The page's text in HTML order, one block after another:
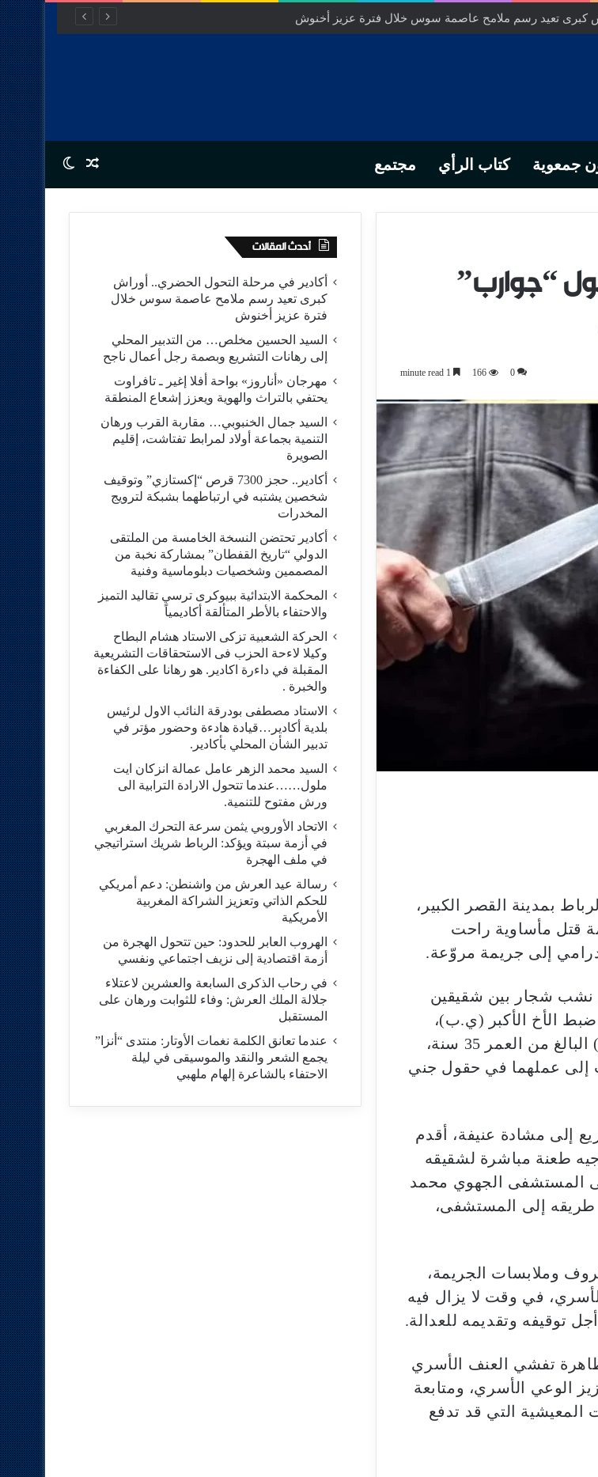
كبرى تعيد رسم ملامح عاصمة سوس خلال فترة عزيز أخنوش
جمعوية كتاب الرأي مجتمع Random Article
Switch skin
“جوارب”
0
166
بمدينة القصر الكبير،
يوم الإثنين 12 ماي، جريمة قتل مأساوية راحت
إلى جريمة مروّعة.
نشب شجار بين شقيقين
ضبط الأخ الأكبر (ي.ب)،
البالغ من العمر 38 سنة والمطلق، شقيقه الأصغر (م.ب) البالغ من العمر 35 سنة،
إلى عملهما في حقول جني
إلى مشادة عنيفة، أقدم
طعنة مباشرة لشقيقه
المستشفى الجهوي محمد
طريقه إلى المستشفى،
وملابسات الجريمة،
في وقت لا يزال فيه
توقيفه وتقديمه للعدالة.
تفشي العنف الأسري
الوعي الأسري، ومتابعة
المعيشية التي قد تدفع
أحدث المقالات
أكادير في مرحلة التحول الحضري.. أوراش
كبرى تعيد رسم ملامح عاصمة سوس خلال
فترة عزيز أخنوش
السيد الحسين مخلص… من التدبير المحلي
إلى رهانات التشريع وبصمة رجل أعمال ناجح
مهرجان «أناروز» بواحة أفلا إغير ـ تافراوت
يحتفي بالتراث والهوية ويعزز إشعاع المنطقة
السيد جمال الخنبوبي… مقاربة القرب ورهان
التنمية بجماعة أولاد لمرابط تفتاشت، إقليم
الصويرة
أكادير.. حجز 7300 قرص “إكستازي” وتوقيف
شخصين يشتبه في ارتباطهما بشبكة لترويج
المخدرات
أكادير تحتضن النسخة الخامسة من الملتقى
الدولي “تاريخ القفطان” بمشاركة نخبة من
المصممين وشخصيات دبلوماسية وفنية
المحكمة الابتدائية ببيوكرى ترسي تقاليد التميز
والاحتفاء بالأطر المتألقة أكاديمياً
الحركة الشعبية تزكى الاستاد هشام البطاح
وكيلا لاءحة الحزب فى الاستحقاقات التشريعية
المقبلة في داءرة اكادير. هو رهانا على الكفاءة
والخبرة .
الاستاد مصطفى بودرقة النائب الاول لرئيس
بلدية أكادير…قيادة هادءة وحضور مؤتر في
تدبير الشأن المحلي بأكادير.
السيد محمد الزهر عامل عمالة انزكان ايت
ملول……عندما تتحول الارادة الترابية الى
ورش مفتوح للتنمية.
الاتحاد الأوروبي يثمن سرعة التحرك المغربي
في أزمة سبتة ويؤكد: الرباط شريك استراتيجي
في ملف الهجرة
رسالة عيد العرش من واشنطن: دعم أمريكي
للحكم الذاتي وتعزيز الشراكة المغربية
الأمريكية
​الهروب العابر للحدود: حين تتحول الهجرة من
أزمة اقتصادية إلى نزيف اجتماعي ونفسي
في رحاب الذكرى السابعة والعشرين لاعتلاء
جلالة الملك العرش: وفاء للثوابت ورهان على
المستقبل
​عندما تعانق الكلمة نغمات الأوتار: منتدى “أنزا”
يجمع الشعر والنقد والموسيقى في ليلة
الاحتفاء بالشاعرة إلهام ملهبي